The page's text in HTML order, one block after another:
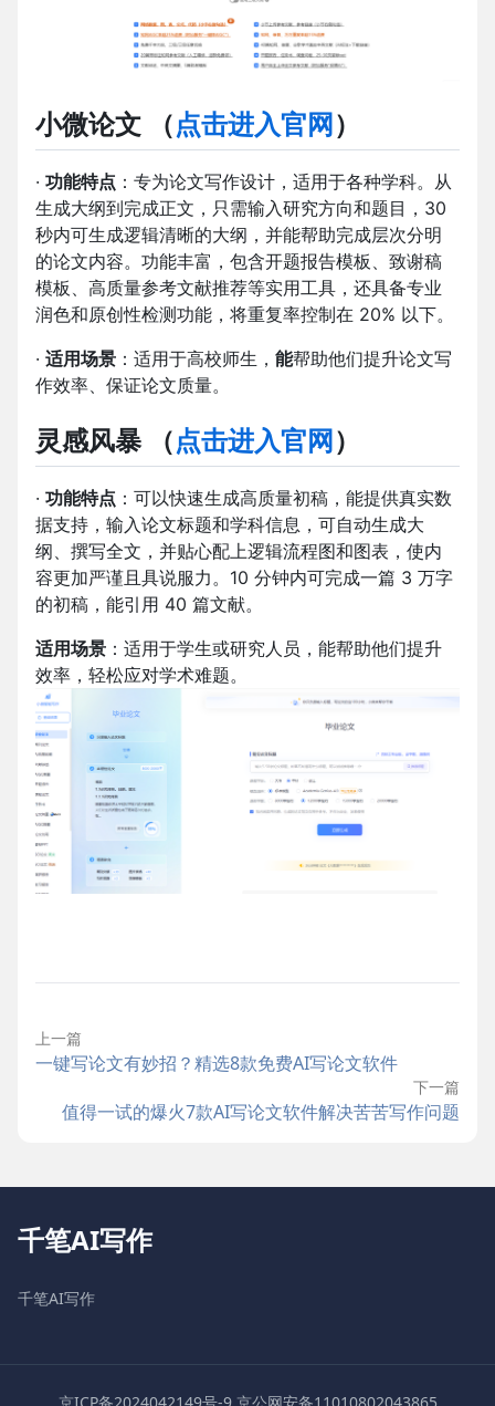
小微论文 （点击进入官网 ）
· 功能特点 ：专为论文写作设计，适用于各种学科。从
生成大纲到完成正文，只需输入研究方向和题目，30
秒内可生成逻辑清晰的大纲，并能帮助完成层次分明
的论文内容。功能丰富，包含开题报告模板、致谢稿
模板、高质量参考文献推荐等实用工具，还具备专业
润色和原创性检测功能，将重复率控制在 20% 以下。
· 适用场景 ：适用于高校师生， 能帮助他们提升论文写
作效率、保证论文质量。
灵感风暴 （点击进入官网 ）
· 功能特点 ：可以快速生成高质量初稿，能提供真实数
据支持，输入论文标题和学科信息，可自动生成大
纲、撰写全文，并贴心配上逻辑流程图和图表，使内
容更加严谨且具说服力。10 分钟内可完成一篇 3 万字
的初稿，能引用 40 篇文献。
适用场景 ：适用于学生或研究人员，能帮助他们提升
效率，轻松应对学术难题。
上一篇
一键写论文有妙招？精选8款免费AI写论文软件
下一篇
值得一试的爆火7款AI写论文软件解决苦苦写作问题
千笔AI写作
千笔AI写作